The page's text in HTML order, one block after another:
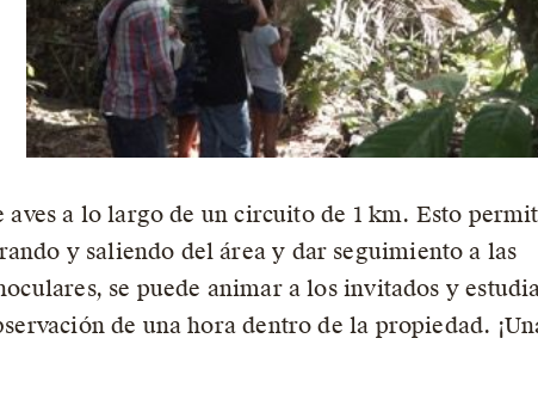
a lo largo de un circuito de 1 km. Esto
y saliendo del área y dar seguimiento a las
se puede animar a los invitados y
de una hora dentro de la propiedad.